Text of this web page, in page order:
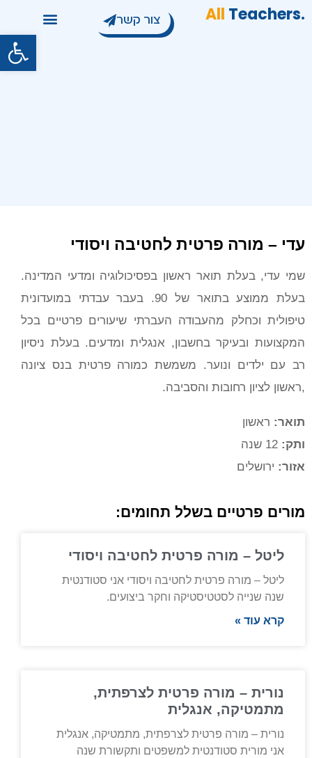
פתח
.
All Teachers צור קשר
עדי – מורה פרטית לחטיבה ויסודי
שמי עדי, בעלת תואר ראשון בפסיכולוגיה ומדעי המדינה.
בעלת ממוצע בתואר של 90. בעבר עבדתי במועדונית
טיפולית וכחלק מהעבודה העברתי שיעורים פרטיים בכל
המקצועות ובעיקר בחשבון, אנגלית ומדעים. בעלת ניסיון
רב עם ילדים ונוער. משמשת כמורה פרטית בנס ציונה
,ראשון לציון רחובות והסביבה.
תואר: ראשון
ותק:
אזור: ירושלים
מורים פרטיים בשלל תחומים:
ליטל – מורה פרטית לחטיבה ויסודי
ליטל – מורה פרטית לחטיבה ויסודי אני סטודנטית
שנה שנייה לסטטיסטיקה וחקר ביצועים.
קרא עוד »
נורית – מורה פרטית לצרפתית,
מתמטיקה, אנגלית
נורית – מורה פרטית לצרפתית, מתמטיקה, אנגלית
אני מורית סטודנטית למשפטים ותקשורת שנה